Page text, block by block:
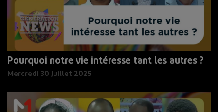
Pourquoi notre vie intéresse tant les autres ?
Mercredi 30 Juillet 2025